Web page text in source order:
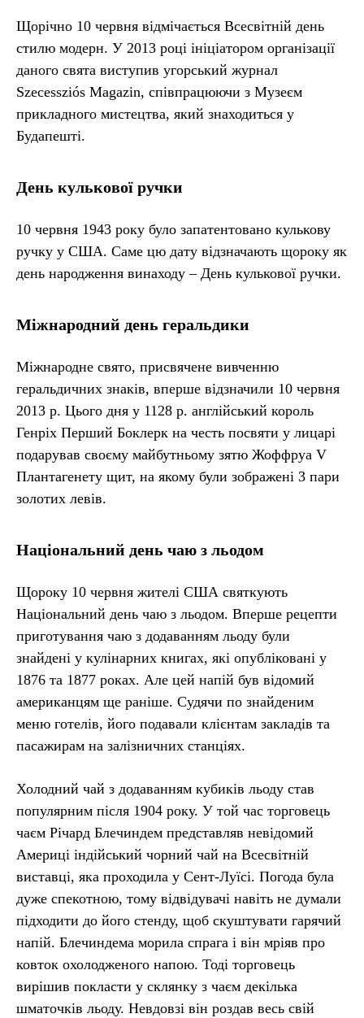
Щорічно 10 червня відмічається Всесвітній день
стилю модерн. У 2013 році ініціатором організації
даного свята виступив угорський журнал
Szecessziós Magazin, співпрацюючи з Музеєм
прикладного мистецтва, який знаходиться у
Будапешті.
День кулькової ручки
10 червня 1943 року було запатентовано кулькову
ручку у США. Саме цю дату відзначають щороку як
день народження винаходу – День кулькової ручки.
Міжнародний день геральдики
Міжнародне свято, присвячене вивченню
геральдичних знаків, вперше відзначили 10 червня
2013 р. Цього дня у 1128 р. англійський король
Генріх Перший Боклерк на честь посвяти у лицарі
подарував своєму майбутньому зятю Жоффруа V
Плантагенету щит, на якому були зображені 3 пари
золотих левів.
Національний день чаю з льодом
Щороку 10 червня жителі США святкують
Національний день чаю з льодом. Вперше рецепти
приготування чаю з додаванням льоду були
знайдені у кулінарних книгах, які опубліковані у
1876 та 1877 роках. Але цей напій був відомий
американцям ще раніше. Судячи по знайденим
меню готелів, його подавали клієнтам закладів та
пасажирам на залізничних станціях.
Холодний чай з додаванням кубиків льоду став
популярним після 1904 року. У той час торговець
чаєм Річард Блечиндем представляв невідомий
Америці індійський чорний чай на Всесвітній
виставці, яка проходила у Сент-Луїсі. Погода була
дуже спекотною, тому відвідувачі навіть не думали
підходити до його стенду, щоб скуштувати гарячий
напій. Блечиндема морила спрага і він мріяв про
ковток охолодженого напою. Тоді торговець
вирішив покласти у склянку з чаєм декілька
шматочків льоду. Невдовзі він роздав весь свій